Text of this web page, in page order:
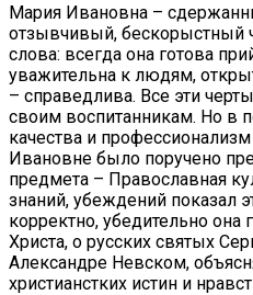
Мария Ивановна –
отзывчивый, бескорыстный
слова: всегда она готова
уважительна к людям,
– справедлива. Все эти
своим воспитанникам. Но в
качества и
Ивановне было поручено
предмета – Православная
знаний, убеждений показал
корректно, убедительно она
Христа, о русских святых
Александре Невском,
христианстких истин и